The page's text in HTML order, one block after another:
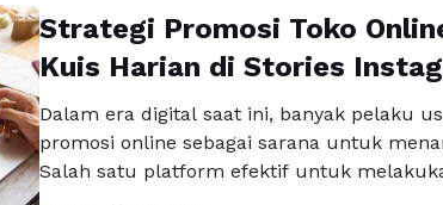
Strategi Promosi Toko
Kuis Harian di Stories
Dalam era digital saat ini, banyak pelaku
promosi online sebagai sarana untuk
Salah satu platform efektif untuk
adalah Instagram. Dengan lebih dari satu